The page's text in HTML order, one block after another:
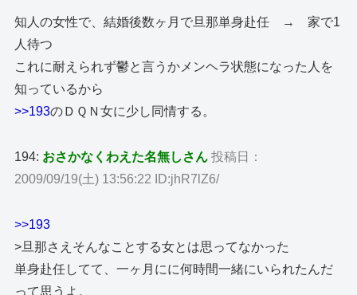
知人の女性で、結婚後数ヶ月で旦那単身赴任 → 家で1
人待つ
これに耐えられず鬱と言うかメンヘラ状態になった人を
知っているから
>>193のＤＱＮ女に少し同情する。
194: おさかなくわえた名無しさん 投稿日：
2009/09/19(土) 13:56:22 ID:jhR7lZ6/
>>193
>旦那さえそんなことする女とは思ってなかった
単身赴任してて、一ヶ月にに何時間一緒にいられたんだ
って思うよ。